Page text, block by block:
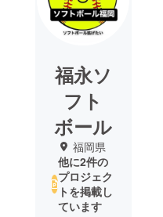
福永ソ
フト
ボール
福岡県
他に2件の
プロジェク
トを掲載し
ています